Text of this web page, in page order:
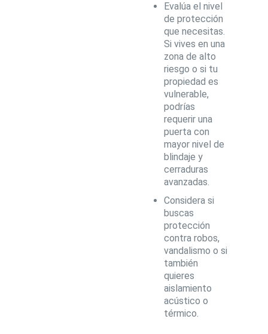
Evalúa el nivel
de protección
que necesitas.
Si vives en una
zona de alto
riesgo o si tu
propiedad es
vulnerable,
podrías
requerir una
puerta con
mayor nivel de
blindaje y
cerraduras
avanzadas.
Considera si
buscas
protección
contra robos,
vandalismo o si
también
quieres
aislamiento
acústico o
térmico.